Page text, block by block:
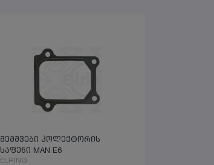
შემშვები კოლექტორის
საფენი MAN E6
ELRING